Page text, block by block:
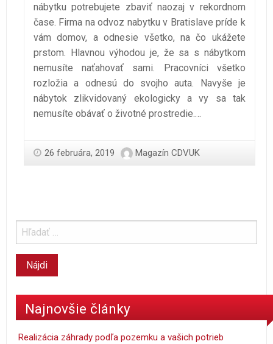
nábytku potrebujete zbaviť naozaj v rekordnom
čase. Firma na odvoz nabytku v Bratislave príde k
vám domov, a odnesie všetko, na čo ukážete
prstom. Hlavnou výhodou je, že sa s nábytkom
nemusíte naťahovať sami. Pracovníci všetko
rozložia a odnesú do svojho auta. Navyše je
nábytok zlikvidovaný ekologicky a vy sa tak
nemusíte obávať o životné prostredie.…
26 februára, 2019 Magazín CDVUK
Najnovšie články
Realizácia záhrady podľa pozemku a vašich potrieb